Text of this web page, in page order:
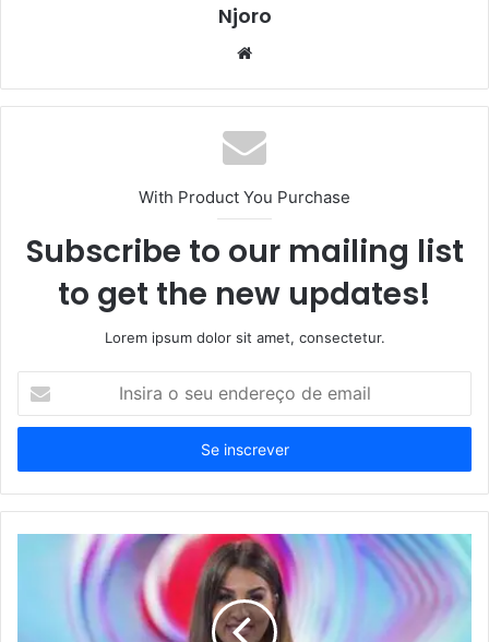
Njoro
Website
With Product You Purchase
Subscribe to our mailing list
to get the new updates!
Lorem ipsum dolor sit amet, consectetur.
seu
de
email